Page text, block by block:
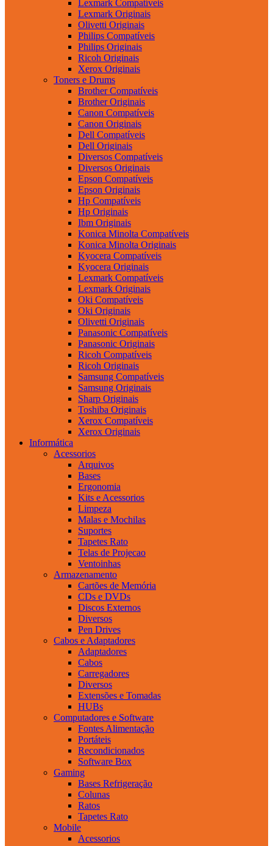
Lexmark Compatíveis
Lexmark Originais
Olivetti Originais
Philips Compatíveis
Philips Originais
Ricoh Originais
Xerox Originais
Toners e Drums
Brother Compatíveis
Brother Originais
Canon Compatíveis
Canon Originais
Dell Compatíveis
Dell Originais
Diversos Compatíveis
Diversos Originais
Epson Compatíveis
Epson Originais
Hp Compatíveis
Hp Originais
Ibm Originais
Konica Minolta Compatíveis
Konica Minolta Originais
Kyocera Compatíveis
Kyocera Originais
Lexmark Compatíveis
Lexmark Originais
Oki Compatíveis
Oki Originais
Olivetti Originais
Panasonic Compatíveis
Panasonic Originais
Ricoh Compatíveis
Ricoh Originais
Samsung Compatíveis
Samsung Originais
Sharp Originais
Toshiba Originais
Xerox Compatíveis
Xerox Originais
Informática
Acessorios
Arquivos
Bases
Ergonomia
Kits e Acessorios
Limpeza
Malas e Mochilas
Suportes
Tapetes Rato
Telas de Projecao
Ventoinhas
Armazenamento
Cartões de Memória
CDs e DVDs
Discos Externos
Diversos
Pen Drives
Cabos e Adaptadores
Adaptadores
Cabos
Carregadores
Diversos
Extensões e Tomadas
HUBs
Computadores e Software
Fontes Alimentação
Portáteis
Recondicionados
Software Box
Gaming
Bases Refrigeração
Colunas
Ratos
Tapetes Rato
Mobile
Acessorios